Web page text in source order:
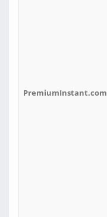
PremiumInstant.com